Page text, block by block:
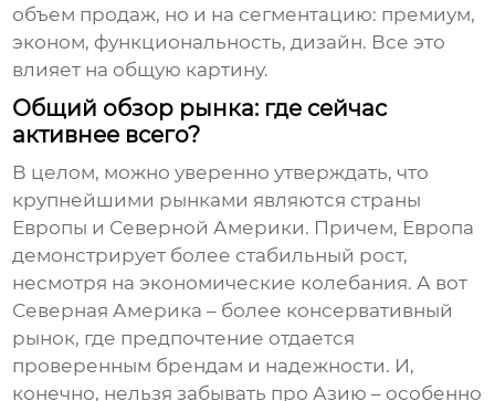
объем продаж, но и на сегментацию: премиум,
эконом, функциональность, дизайн. Все это
влияет на общую картину.
Общий обзор рынка: где сейчас
активнее всего?
В целом, можно уверенно утверждать, что
крупнейшими рынками являются страны
Европы и Северной Америки. Причем, Европа
демонстрирует более стабильный рост,
несмотря на экономические колебания. А вот
Северная Америка – более консервативный
рынок, где предпочтение отдается
проверенным брендам и надежности. И,
конечно, нельзя забывать про Азию – особенно